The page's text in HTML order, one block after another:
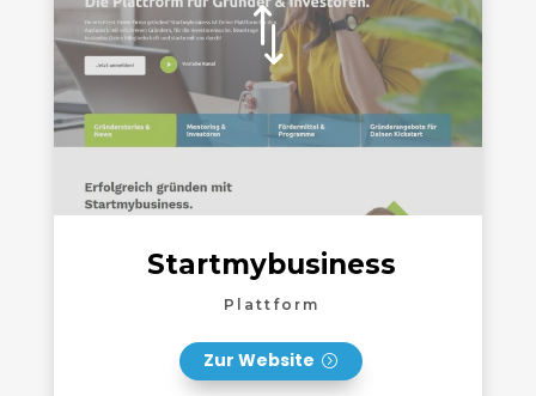
*
Startmybusiness
Zur Website